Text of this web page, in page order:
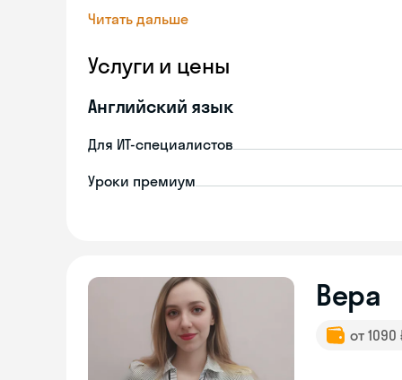
Читать дальше
Услуги и цены
Английский язык
Для ИТ-специалистов
Уроки премиум
Вера
от